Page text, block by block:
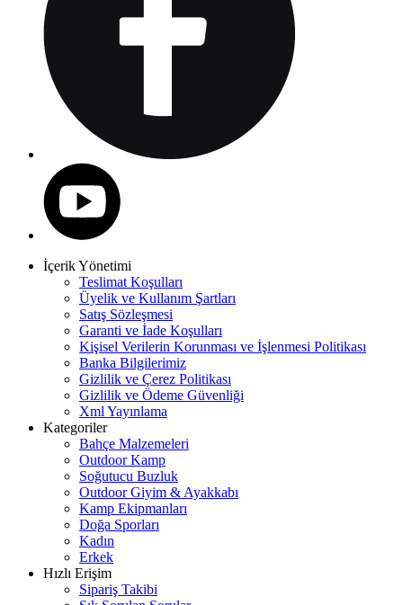
İçerik Yönetimi
Teslimat Koşulları
Üyelik ve Kullanım Şartları
Satış Sözleşmesi
Garanti ve İade Koşulları
Kişisel Verilerin Korunması ve İşlenmesi Politikası
Banka Bilgilerimiz
Gizlilik ve Çerez Politikası
Gizlilik ve Ödeme Güvenliği
Xml Yayınlama
Kategoriler
Bahçe Malzemeleri
Outdoor Kamp
Soğutucu Buzluk
Outdoor Giyim & Ayakkabı
Kamp Ekipmanları
Doğa Sporları
Kadın
Erkek
Hızlı Erişim
Sipariş Takibi